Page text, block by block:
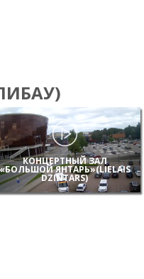
КОНЦЕРТНЫЙ ЗАЛ
ЯНТАРЬ»(LIELAIS
DZINTARS)